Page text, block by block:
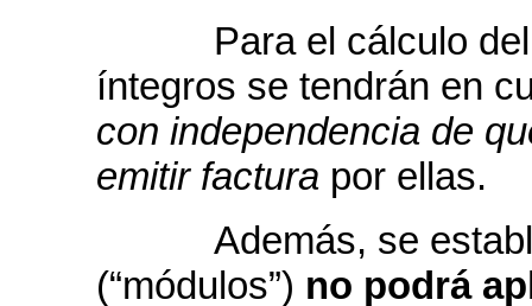
Para el cálculo del
íntegros se tendrán en
con independencia de
emitir facturapor ellas.
Además, se
(“módulos”) no podrá